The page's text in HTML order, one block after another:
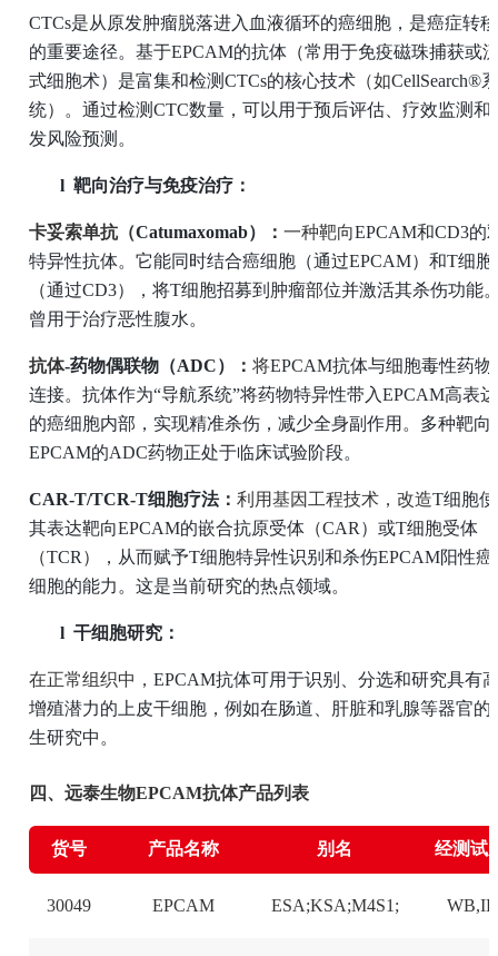
CTCs是从原发肿瘤脱落进入血液循环的癌细胞，是癌症转移
的重要途径。基于EPCAM的抗体（常用于免疫磁珠捕获或
式细胞术）是富集和检测CTCs的核心技术（如CellSearch®系
统）。通过检测CTC数量，可以用于预后评估、疗效监测和
发风险预测。
l 靶向治疗与免疫治疗：
卡妥索单抗（Catumaxomab）： 一种靶向EPCAM和CD3的
特异性抗体。它能同时结合癌细胞（通过EPCAM）和T细胞
（通过CD3），将T细胞招募到肿瘤部位并激活其杀伤功能
曾用于治疗恶性腹水。
抗体-药物偶联物（ADC）： 将EPCAM抗体与细胞毒性药物
连接。抗体作为“导航系统”将药物特异性带入EPCAM高表达
的癌细胞内部，实现精准杀伤，减少全身副作用。多种靶向
EPCAM的ADC药物正处于临床试验阶段。
CAR-T/TCR-T细胞疗法： 利用基因工程技术，改造T细胞使
其表达靶向EPCAM的嵌合抗原受体（CAR）或T细胞受体
（TCR），从而赋予T细胞特异性识别和杀伤EPCAM阳性癌
细胞的能力。这是当前研究的热点领域。
l 干细胞研究：
在正常组织中， EPCAM抗体可用于识别、分选和研究具有
增殖潜力的上皮干细胞，例如在肠道、肝脏和乳腺等器官的
生研究中。
四、远泰生物EPCAM抗体产品列表
货号 产品名称 别名 经测试
30049 EPCAM ESA;KSA;M4S1;